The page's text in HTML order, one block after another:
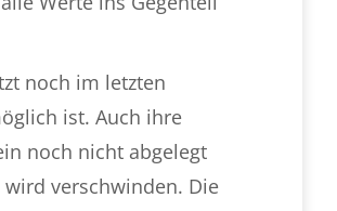
noch im letzten
ist. Auch ihre
noch nicht abgelegt
verschwinden. Die